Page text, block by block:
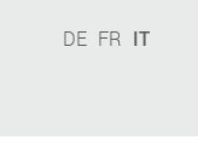
DE FR IT